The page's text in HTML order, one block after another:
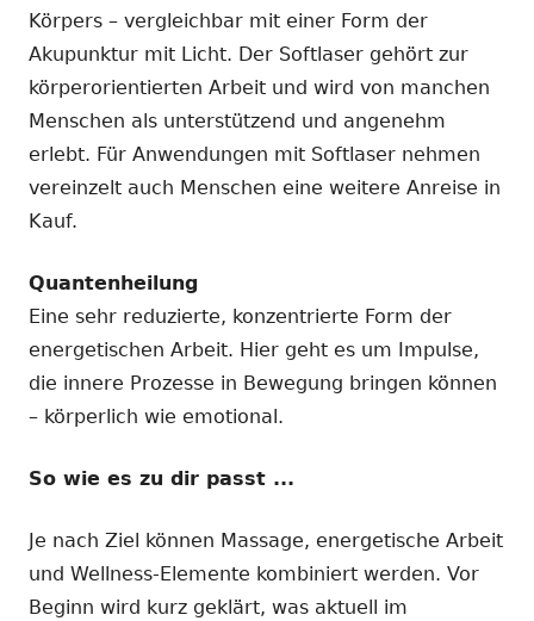
Körpers – vergleichbar mit einer Form der
Akupunktur mit Licht. Der Softlaser gehört zur
körperorientierten Arbeit und wird von manchen
Menschen als unterstützend und angenehm
erlebt. Für Anwendungen mit Softlaser nehmen
vereinzelt auch Menschen eine weitere Anreise in
Kauf.
Quantenheilung
Eine sehr reduzierte, konzentrierte Form der
energetischen Arbeit. Hier geht es um Impulse,
die innere Prozesse in Bewegung bringen können
– körperlich wie emotional.
So wie es zu dir passt ...
Je nach Ziel können Massage, energetische Arbeit
und Wellness-Elemente kombiniert werden. Vor
Beginn wird kurz geklärt, was aktuell im